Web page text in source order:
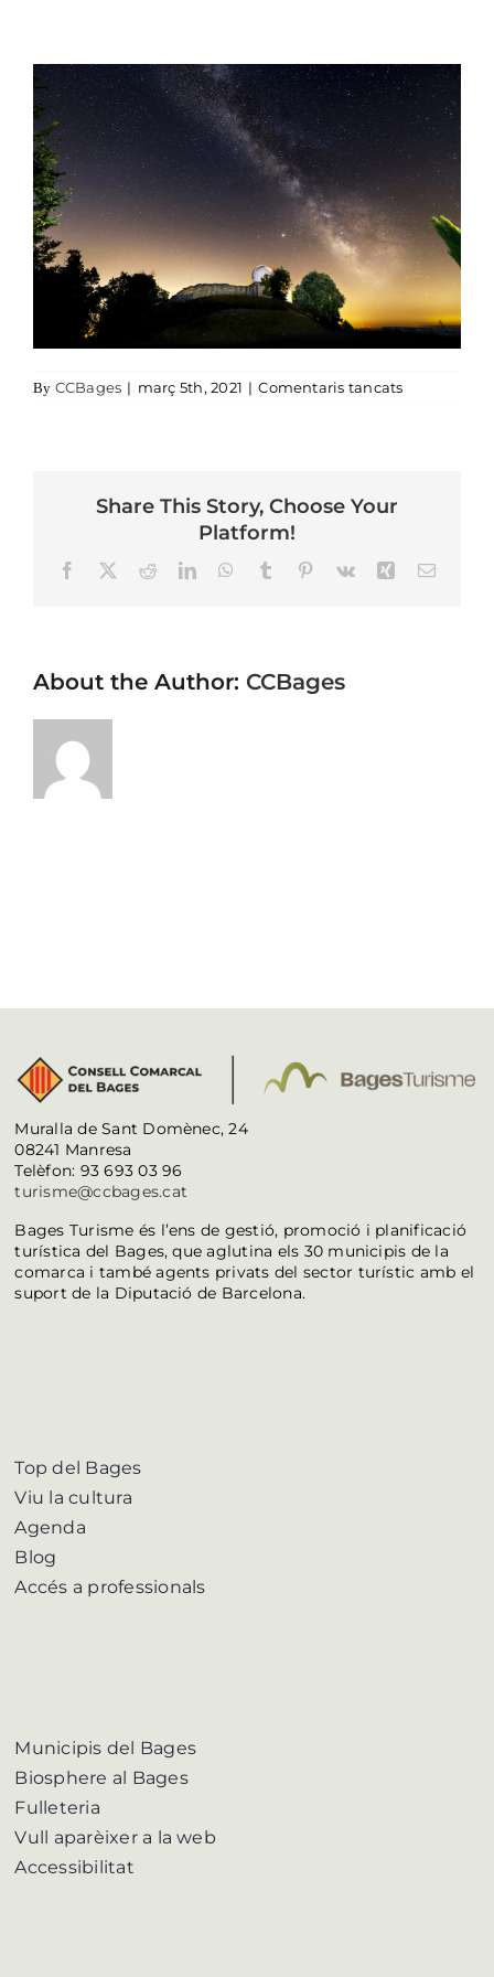
By CCBages | març 5th, 2021 | Comentaris tancatsa
Share This Story, Choose Your
Platform!
FacebookRedditLinkedInWhatsApp
TumblrPinterest
Vk XingEmail
About the Author: CCBages
Muralla de Sant Domènec, 24
08241 Manresa
Telèfon: 93 693 03 96
turisme@ccbages.cat
Bages Turisme és l’ens de gestió, promoció i planificació
turística del Bages, que aglutina els 30 municipis de la
comarca i també agents privats del sector turístic amb el
suport de la Diputació de Barcelona.
Top del Bages
Viu la cultura
Agenda
Blog
Accés a professionals
Municipis del Bages
Biosphere al Bages
Fulleteria
Vull aparèixer a la web
Accessibilitat